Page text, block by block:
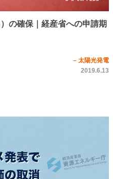
の確保｜経産省への申請期
– 太陽光発電
2019.6.13